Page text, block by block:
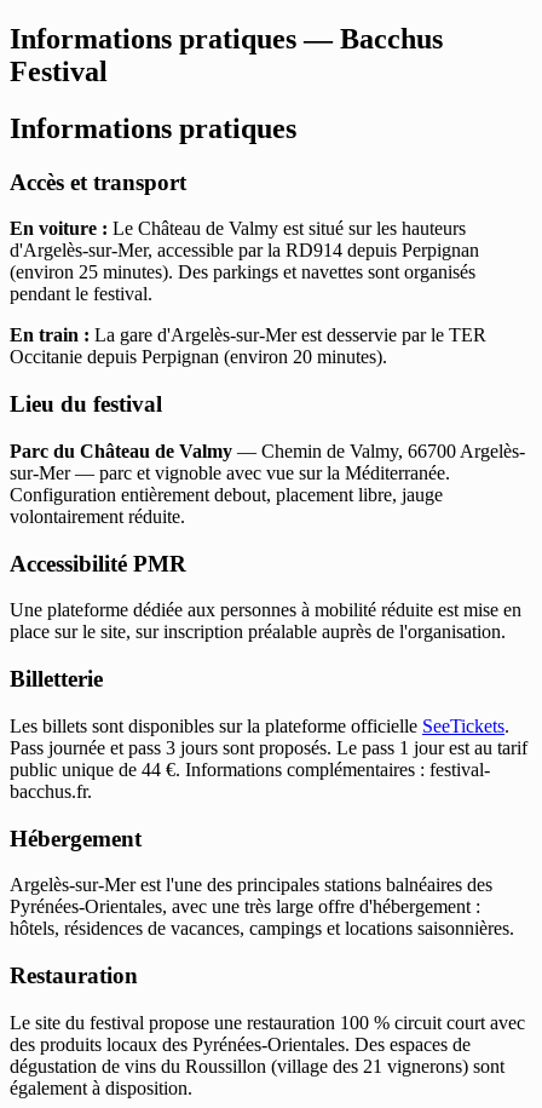
Informations pratiques — Bacchus
Festival
Informations pratiques
Accès et transport
En voiture : Le Château de Valmy est situé sur les hauteurs
d'Argelès-sur-Mer, accessible par la RD914 depuis Perpignan
(environ 25 minutes). Des parkings et navettes sont organisés
pendant le festival.
En train : La gare d'Argelès-sur-Mer est desservie par le TER
Occitanie depuis Perpignan (environ 20 minutes).
Lieu du festival
Parc du Château de Valmy — Chemin de Valmy, 66700 Argelès-
sur-Mer — parc et vignoble avec vue sur la Méditerranée.
Configuration entièrement debout, placement libre, jauge
volontairement réduite.
Accessibilité PMR
Une plateforme dédiée aux personnes à mobilité réduite est mise en
place sur le site, sur inscription préalable auprès de l'organisation.
Billetterie
Les billets sont disponibles sur la plateforme officielle SeeTickets.
Pass journée et pass 3 jours sont proposés. Le pass 1 jour est au tarif
public unique de 44 €. Informations complémentaires : festival-
bacchus.fr.
Hébergement
Argelès-sur-Mer est l'une des principales stations balnéaires des
Pyrénées-Orientales, avec une très large offre d'hébergement :
hôtels, résidences de vacances, campings et locations saisonnières.
Restauration
Le site du festival propose une restauration 100 % circuit court avec
des produits locaux des Pyrénées-Orientales. Des espaces de
dégustation de vins du Roussillon (village des 21 vignerons) sont
également à disposition.